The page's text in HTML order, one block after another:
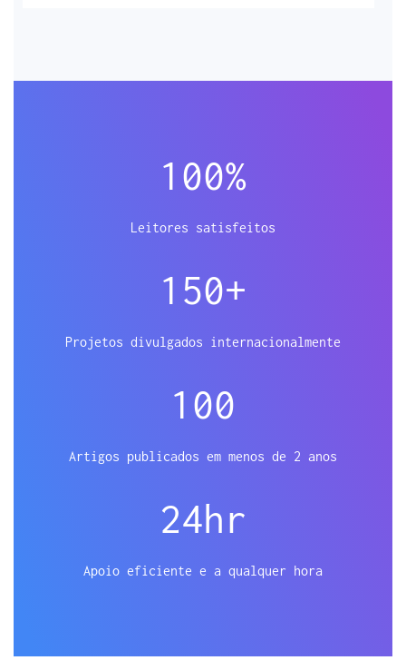
100%
Leitores satisfeitos
150+
Projetos divulgados internacionalmente
100
Artigos publicados em menos de 2 anos
24hr
Apoio eficiente e a qualquer hora